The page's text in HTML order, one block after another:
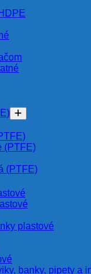
(PTFE)
(PTFE)
plastové
banky, pipety a